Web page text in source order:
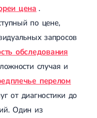
(болезнь Аддисона)
терапия
волновая терапия
Магнитотерапия
терапия
перелома
эндопротезирования
цена .
по цене,
запросов
обследования
случая и
перелом
от диагностики до
Один из